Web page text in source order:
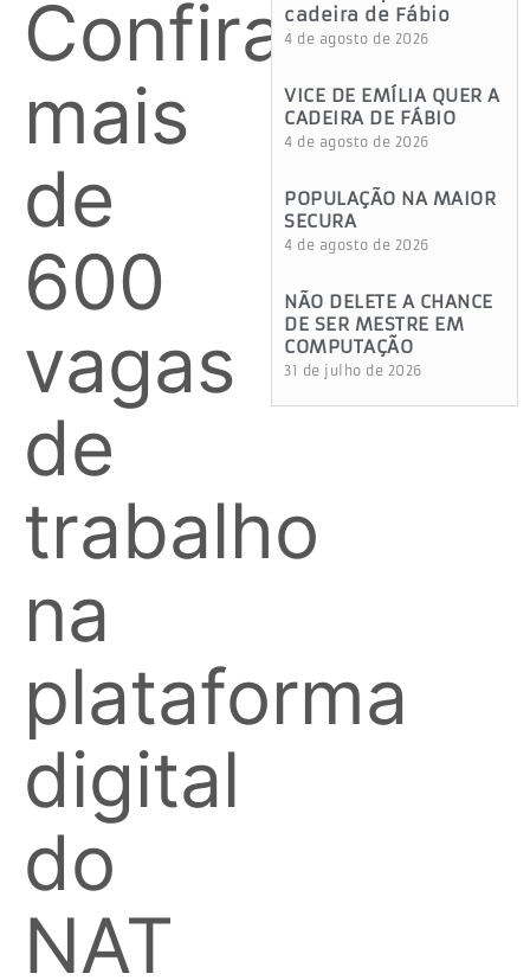
Confira
mais
de
600
vagas
de
trabalho
na
plataforma
digital
do
NAT
cadeira de Fábio
4 de agosto de 2026
VICE DE EMÍLIA QUER A
CADEIRA DE FÁBIO
4 de agosto de 2026
POPULAÇÃO NA MAIOR
SECURA
4 de agosto de 2026
NÃO DELETE A CHANCE
DE SER MESTRE EM
COMPUTAÇÃO
31 de julho de 2026